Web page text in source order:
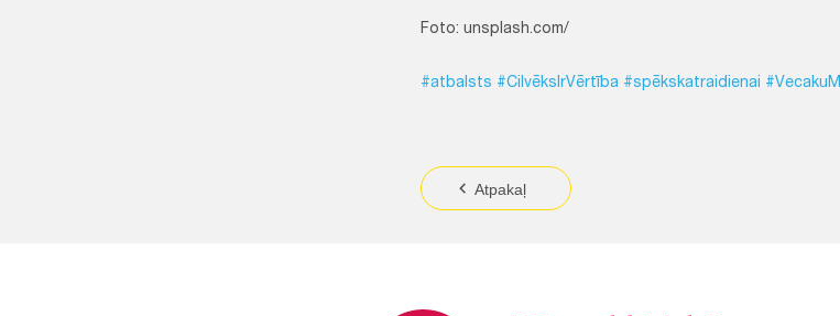
Foto: unsplash.com/
#atbalsts #CilvēksIrVērtība #spēkskatraidienai
Atpakaļ